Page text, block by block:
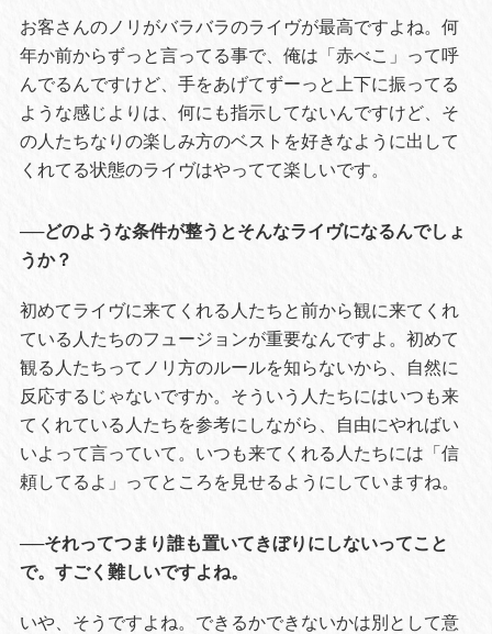
お客さんのノリがバラバラのライヴが最高ですよね。何
年か前からずっと言ってる事で、俺は「赤べこ」って呼
んでるんですけど、手をあげてずーっと上下に振ってる
ような感じよりは、何にも指示してないんですけど、そ
の人たちなりの楽しみ方のベストを好きなように出して
くれてる状態のライヴはやってて楽しいです。
──どのような条件が整うとそんなライヴになるんでしょ
うか？
初めてライヴに来てくれる人たちと前から観に来てくれ
ている人たちのフュージョンが重要なんですよ。初めて
観る人たちってノリ方のルールを知らないから、自然に
反応するじゃないですか。そういう人たちにはいつも来
てくれている人たちを参考にしながら、自由にやればい
いよって言っていて。いつも来てくれる人たちには「信
頼してるよ」ってところを見せるようにしていますね。
──それってつまり誰も置いてきぼりにしないってこと
で。すごく難しいですよね。
いや、そうですよね。できるかできないかは別として意